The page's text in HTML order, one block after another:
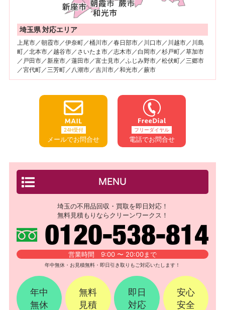
埼玉県 対応エリア
上尾市／朝霞市／伊奈町／桶川市／春日部市／川口市／川越市／川島
町／北本市／越谷市／さいたま市／志木市／白岡市／杉戸町／草加市
／戸田市／新座市／蓮田市／富士見市／ふじみ野市／松伏町／三郷市
／宮代町／三芳町／八潮市／吉川市／和光市／蕨市
24H受付
メールでお問合せ
フリーダイヤル
電話でお問合せ
MENU
埼玉の不用品回収・買取を即日対応！
無料見積もりならクリーンワークス！
営業時間 9:00 〜 20:00まで
年中無休・お見積無料・即日引き取りもご対応いたします！
年中
無休
無料
見積
即日
対応
安心
安全